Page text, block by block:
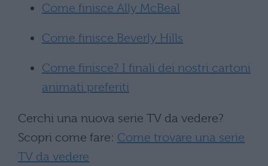
Come finisce Ally McBeal
Come finisce Beverly Hills
Come finisce? I finali dei nostri cartoni
animati preferiti
Cerchi una nuova serie TV da vedere?
Scopri come fare: Come trovare una serie
TV da vedere